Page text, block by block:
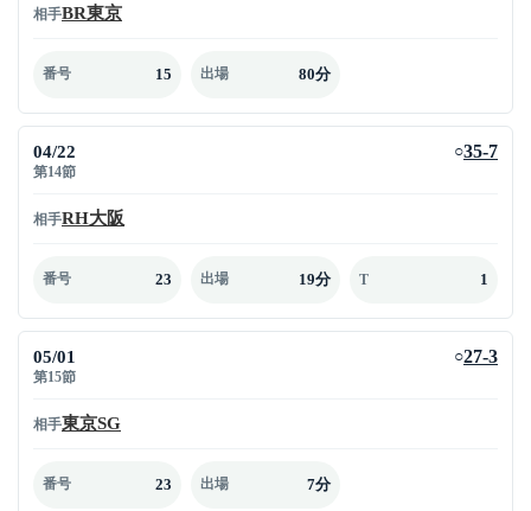
相手BR東京
番号 15 出場 80分
04/22
第14節
○35-7
相手RH大阪
番号 23 出場 19分 T 1
05/01
第15節
○27-3
相手東京SG
番号 23 出場 7分